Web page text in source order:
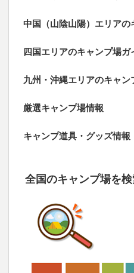
中国（山陰山陽）エリアの
四国エリアのキャンプ場ガ
九州・沖縄エリアのキャン
厳選キャンプ場情報
キャンプ道具・グッズ情報
全国のキャンプ場を